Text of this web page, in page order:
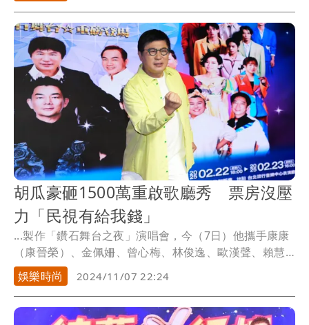
胡瓜豪砸1500萬重啟歌廳秀 票房沒壓
力「民視有給我錢」
...製作「鑽石舞台之夜」演唱會，今（7日）他攜手康康
（康晉榮）、金佩姍、曾心梅、林俊逸、歐漢聲、賴慧
如、...
娛樂時尚 2024/11/07 22:24